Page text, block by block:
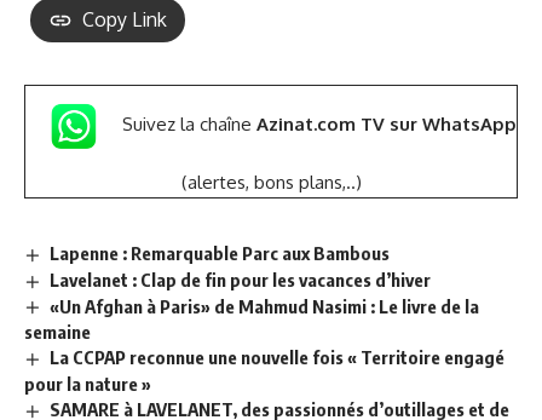
Copy Link
Suivez la chaîne Azinat.com TV sur WhatsApp
(alertes, bons plans,..)
Lapenne : Remarquable Parc aux Bambous
Lavelanet : Clap de fin pour les vacances d’hiver
«Un Afghan à Paris» de Mahmud Nasimi : Le livre de la
semaine
La CCPAP reconnue une nouvelle fois « Territoire engagé
pour la nature »
SAMARE à LAVELANET, des passionnés d’outillages et de